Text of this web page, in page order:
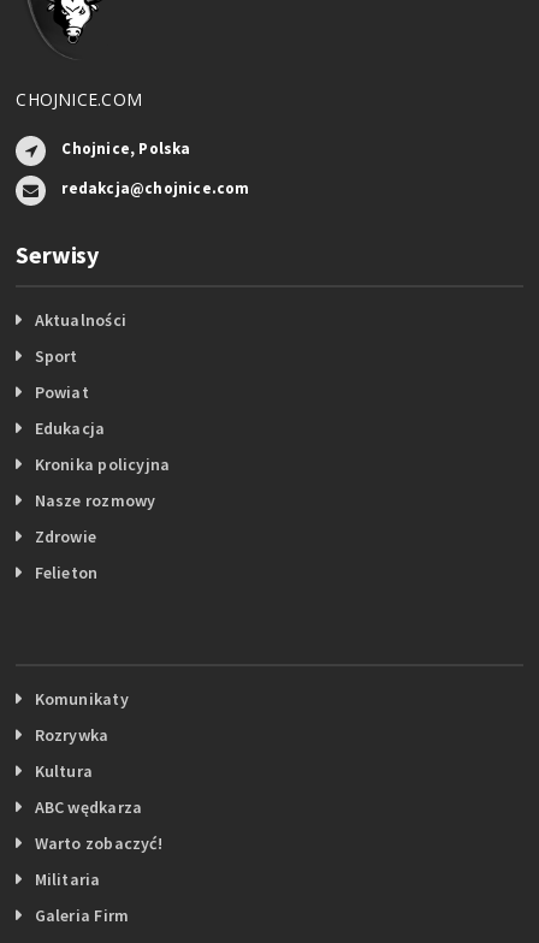
CHOJNICE.COM
Chojnice, Polska
redakcja@chojnice.com
Serwisy
Aktualności
Sport
Powiat
Edukacja
Kronika policyjna
Nasze rozmowy
Zdrowie
Felieton
Komunikaty
Rozrywka
Kultura
ABC wędkarza
Warto zobaczyć!
Militaria
Galeria Firm